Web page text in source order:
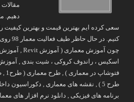
دهیم.
سعی کرده ایم بهترین قیمت و بهترین کیفیت
کنیم.
اسکیس ، راندوف کروکی ، شیت بندی ,
طرح 5 ) , نقشه های معماری , دکوراسیون
برنامه های فیزیکی , دانلود نرم افزار های